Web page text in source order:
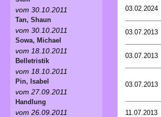
03.02.2024
03.07.2013
03.07.2013
03.07.2013
11.07.2013
vom 30.10.2011
Tan, Shaun
vom 30.10.2011
Sowa, Michael
vom 18.10.2011
Belletristik
vom 18.10.2011
Pin, Isabel
vom 27.09.2011
Handlung
vom 26.09.2011